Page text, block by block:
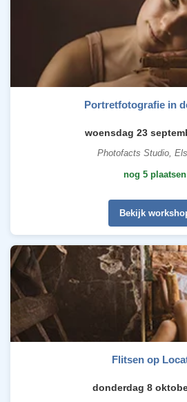
Portretfotografie in
woensdag 23
Photofacts Studio,
nog 5 plaatsen
Bekijk
Flitsen op
donderdag 8